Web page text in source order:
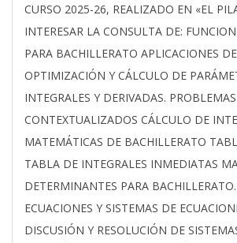
CURSO 2025-26, REALIZADO EN «EL
INTERESAR LA CONSULTA DE:
PARA BACHILLERATO APLICACIONES
OPTIMIZACIÓN Y CÁLCULO DE
INTEGRALES Y DERIVADAS. PROBLEMAS
CONTEXTUALIZADOS CÁLCULO DE
MATEMÁTICAS DE BACHILLERATO
TABLA DE INTEGRALES INMEDIATAS
DETERMINANTES PARA
ECUACIONES Y SISTEMAS DE
DISCUSIÓN Y RESOLUCIÓN DE